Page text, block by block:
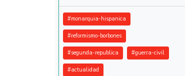
#monarquia-hispanica
#reformismo-borbones
#segunda-republica #guerra-civil
#actualidad